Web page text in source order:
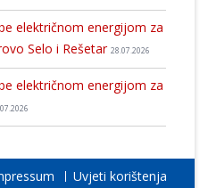
električnom energijom za
Selo i Rešetar 28.07.2026
električnom energijom za
Uvjeti korištenja